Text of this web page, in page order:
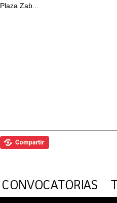
Plaza Zab...